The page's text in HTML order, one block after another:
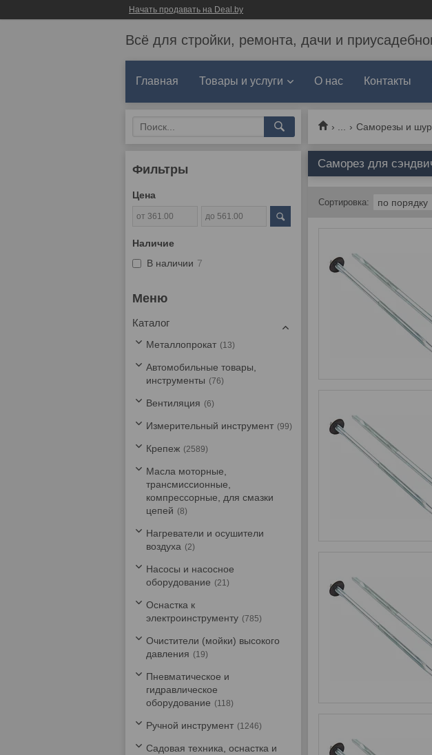
Начать продавать на Deal.by
Всё для стройки, ремонта, дачи и
Главная Товары и услуги О нас Контакты
Саморезы и
Саморез для
Фильтры
Цена
Наличие
В наличии 7
Каталог
Металлопрокат 13
Автомобильные товары,
инструменты
76
Вентиляция 6
Измерительный инструмент 99
Крепеж 2589
Масла моторные,
трансмиссионные,
компрессорные, для смазки
цепей
8
Нагреватели и осушители
воздуха
2
Насосы и насосное
оборудование
21
Оснастка к
электроинструменту
785
Очистители (мойки) высокого
давления
19
Пневматическое и
гидравлическое
оборудование
118
Ручной инструмент 1246
Садовая техника, оснастка и